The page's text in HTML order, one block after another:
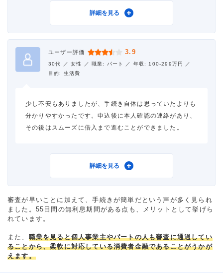
ダイレクトワン
借入金額 30万円
審査時間 当日中
借入事実の把握 誰も知らない
重視した点 借入スピード
詳細を見る
ユーザー評価 3.9
30代 ／ 女性 ／ 職業: パート ／
年収: 100-299万円 ／
目的: 生活費
少し不安もありましたが、手続き自体は思っていたよりも
分かりやすかったです。申込後に本人確認の連絡があり、
その後はスムーズに借入まで進むことができました。
ダイレクトワン
金利 年18.0%
審査時間 当日中
借入事実の把握
詳細を見る
審査が早いことに加えて、手続きが簡単だという声が多く見られ
ました。55日間の無利息期間がある点も、メリットとして挙げら
れています。
また、 職業を見ると個人事業主やパートの人も審査に通過してい
ることから、柔軟に対応している消費者金融であることがうかが
えます。